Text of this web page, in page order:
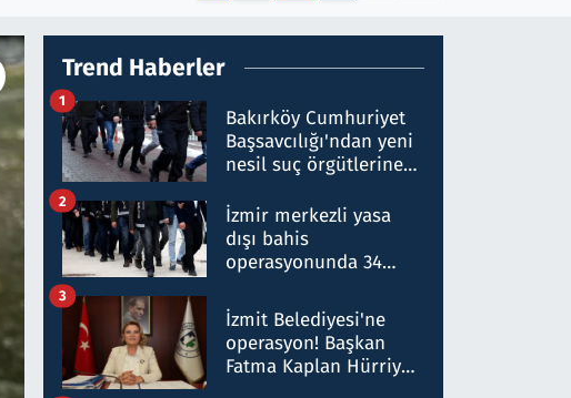
Trend Haberler
Bakırköy Cumhuriyet
Başsavcılığı'ndan yeni
nesil suç örgütlerine
hakkında gözaltı kararı
1
İzmir merkezli yasa
dışı bahis
operasyonunda 34
Milyar liralık para
trafiği tespit edildi
2
İzmit Belediyesi'ne
operasyon! Başkan
Fatma Kaplan Hürriyet
3